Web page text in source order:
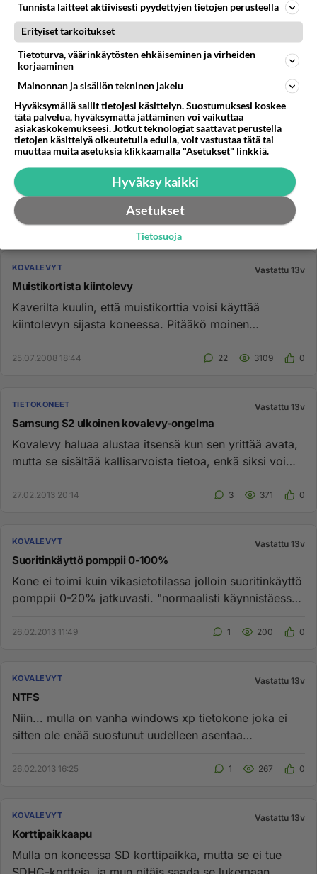
KOVALEVYT Vastattu 13v
Muistikortista kiintolevy
Kaverilta kuulin, että muistikorttia voisi käyttää
kiintolevyn sijasta koneessa. Pitääkö moinen
25.07.2008 18:44 22 3109 0
TIETOKONEET Vastattu 13v
Samsung S2 ulkoinen kovalevy-ongelma
Kovalevy haluaa alustaa itsensä kun sen yrittää avata,
mutta se sisältää kallisarvoista tietoa, enkä siksi voi
27.02.2013 20:14 3 371 0
KOVALEVYT Vastattu 13v
Suoritinkäyttö pomppii 0-100%
Kone ei toimi kuin vikasietotilassa jolloin suoritinkäyttö
pomppii 0-20% jatkuvasti. "normaalisti käynnistäessä
26.02.2013 11:49 1 200 0
KOVALEVYT Vastattu 13v
NTFS
Niin... mulla on vanha windows xp tietokone joka ei
sitten ole enää suostunut uudelleen asentaa
26.02.2013 16:25 1 267 0
KOVALEVYT Vastattu 13v
Korttipaikkaapu
Mulla on koneessa SD korttipaikka, mutta se ei tue
Tunnista laitteet aktiivisesti pyydettyjen tietojen perusteella
Erityiset tarkoitukset
Tietoturva, väärinkäytösten ehkäiseminen ja virheiden
korjaaminen
Mainonnan ja sisällön tekninen jakelu
Hyväksymällä sallit tietojesi käsittelyn. Suostumuksesi koskee
tätä palvelua, hyväksymättä jättäminen voi vaikuttaa
asiakaskokemukseesi. Jotkut teknologiat saattavat perustella
tietojen käsittelyä oikeutetulla edulla, voit vastustaa tätä tai
muuttaa muita asetuksia klikkaamalla "Asetukset" linkkiä.
Hyväksy kaikki
Asetukset
Tietosuoja